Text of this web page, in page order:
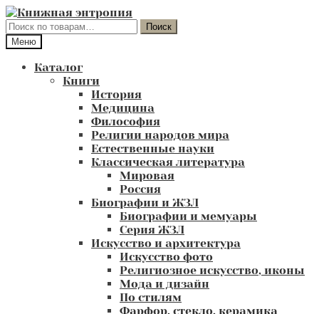
Перейти
к
навигации
Перейти
к
содержимому
Искать:
Поиск
Меню
Каталог
Книги
История
Медицина
Философия
Религии народов мира
Естественные науки
Классическая литература
Мировая
Россия
Биографии и ЖЗЛ
Биографии и мемуары
Серия ЖЗЛ
Искусство и архитектура
Искусство фото
Религиозное искусство, иконы
Мода и дизайн
По стилям
Фарфор, стекло, керамика